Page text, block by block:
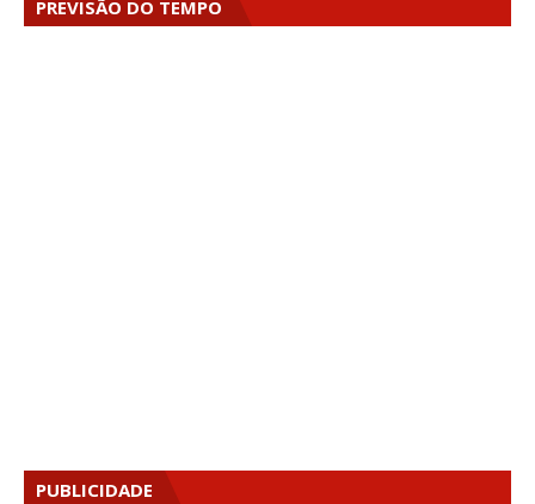
PREVISÃO DO TEMPO
PUBLICIDADE